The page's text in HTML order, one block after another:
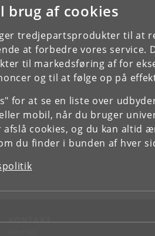
brug af cookies
tredjepartsprodukter til at
at forbedre vores service.
til markedsføring af for
og til at følge op på
for at se en liste over
mobil, når du bruger
afslå cookies, og du kan altid
du finder i bunden af hver
KONTAKT